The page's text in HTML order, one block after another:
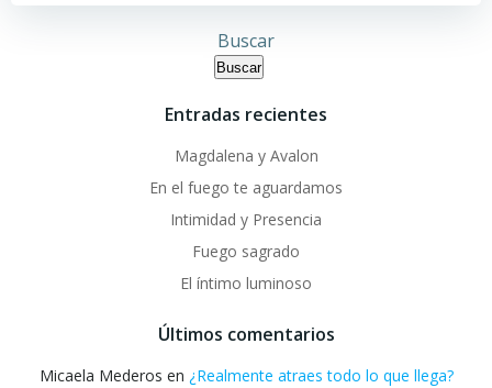
Buscar
Buscar
Entradas recientes
Magdalena y Avalon
En el fuego te aguardamos
Intimidad y Presencia
Fuego sagrado
El íntimo luminoso
Últimos comentarios
Micaela Mederos en ¿Realmente atraes todo lo que llega?